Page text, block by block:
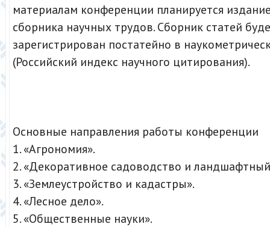
материалам конференции планируется
сборника научных трудов. Сборник статей
зарегистрирован постатейно в
(Российский индекс научного цитирования).
Основные направления работы конференции
1. «Агрономия».
2. «Декоративное садоводство и
3. «Землеустройство и кадастры».
4. «Лесное дело».
5. «Общественные науки».